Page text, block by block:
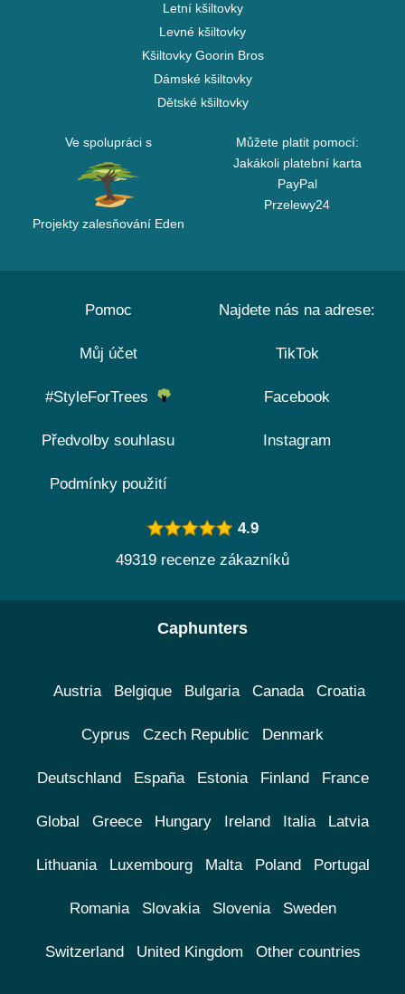
Letní kšiltovky
Levné kšiltovky
Kšiltovky Goorin Bros
Dámské kšiltovky
Dětské kšiltovky
Ve spolupráci s
Projekty zalesňování Eden
Můžete platit pomocí:
Jakákoli platební karta
PayPal
Przelewy24
Pomoc
Můj účet
#StyleForTrees
Předvolby souhlasu
Podmínky použití
Najdete nás na adrese:
TikTok
Facebook
Instagram
4.9
49319 recenze zákazníků
Caphunters
Austria Belgique Bulgaria Canada Croatia
Cyprus Czech Republic Denmark
Deutschland España Estonia Finland France
Global Greece Hungary Ireland Italia Latvia
Lithuania Luxembourg Malta Poland Portugal
Romania Slovakia Slovenia Sweden
Switzerland United Kingdom Other countries